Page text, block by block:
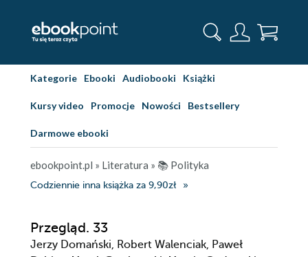
Kategorie Ebooki Audiobooki Książki
Kursy video Promocje Nowości Bestsellery
Darmowe ebooki
ebookpoint.pl » Literatura » 📚 Polityka
Codziennie inna książka za 9,90zł
Przegląd. 33
Jerzy Domański, Robert Walenciak, Paweł